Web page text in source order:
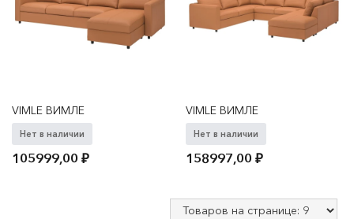
VIMLE ВИМЛЕ
Нет в наличии
105999,00₽
VIMLE ВИМЛЕ
Нет в наличии
158997,00₽